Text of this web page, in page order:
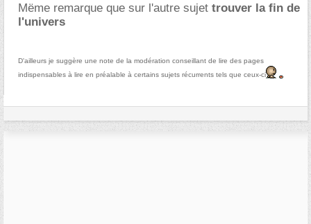
Mëme remarque que sur l'autre sujet trouver la fin de
l'univers
D'ailleurs je suggère une note de la modération conseillant de lire des pages
indispensables à lire en préalable à certains sujets récurrents tels que ceux-ci